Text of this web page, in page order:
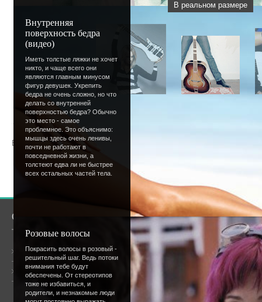
Внутренняя
поверхность бедра
(видео)
Иметь толстые ляжки не хочет
никто, и чаще всего они
являются главным минусом
фигур девушек. Укрепить
бедра не очень сложно, но что
делать со внутренней
поверхностью бедра? Обычно
это место - самое
проблемное. Это объяснимо:
мышцы здесь очень ленивы,
почти не работают в
повседневной жизни, а
толстеют едва ли не быстрее
всех остальных частей тела.
Розовые волосы
Покрасить волосы в розовый -
решительный шаг. Ведь потоки
внимания тебе будут
обеспечены. От стереотипов
тоже не избавиться, и
родители, и незнакомые люди
В реальном размере
Всего комментариев:0
Добавлять комментарии могут только
О сайте
Общая информация
Форум
Сообщество
Онлайн всего:4
4
Пользователей:
0